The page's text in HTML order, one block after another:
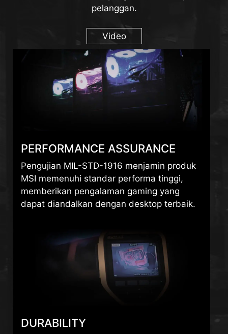
pelanggan.
Video
PERFORMANCE ASSURANCE
Pengujian MIL-STD-1916 menjamin produk
MSI memenuhi standar performa tinggi,
memberikan pengalaman gaming yang
dapat diandalkan dengan desktop terbaik.
DURABILITY